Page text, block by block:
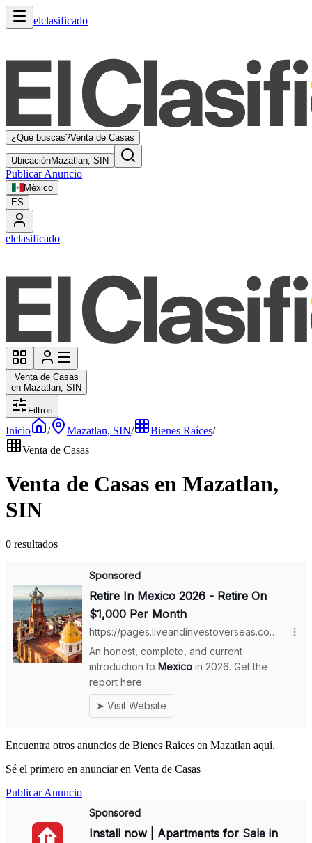
elclasificado
¿Qué buscas?Venta de Casas
UbicaciónMazatlan, SIN
Publicar Anuncio
México
ES
elclasificado
Venta de Casas
en Mazatlan, SIN
Filtros
Inicio / Mazatlan, SIN/ Bienes Raíces/
Venta de Casas
Venta de Casas en Mazatlan,
SIN
0 resultados
Encuentra otros anuncios de Bienes Raíces en Mazatlan aquí.
Sé el primero en anunciar en Venta de Casas
Publicar Anuncio